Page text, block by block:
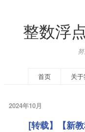
整数浮
首页 关
2024年10月
[转载】【新